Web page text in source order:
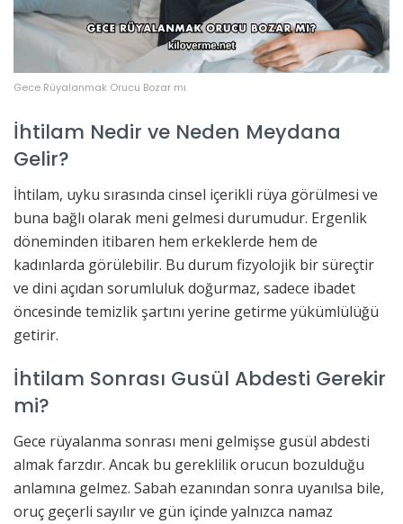
Gece Rüyalanmak Orucu Bozar mı
İhtilam Nedir ve Neden Meydana
Gelir?
İhtilam, uyku sırasında cinsel içerikli rüya görülmesi ve
buna bağlı olarak meni gelmesi durumudur. Ergenlik
döneminden itibaren hem erkeklerde hem de
kadınlarda görülebilir. Bu durum fizyolojik bir süreçtir
ve dini açıdan sorumluluk doğurmaz, sadece ibadet
öncesinde temizlik şartını yerine getirme yükümlülüğü
getirir.
İhtilam Sonrası Gusül Abdesti Gerekir
mi?
Gece rüyalanma sonrası meni gelmişse gusül abdesti
almak farzdır. Ancak bu gereklilik orucun bozulduğu
anlamına gelmez. Sabah ezanından sonra uyanılsa bile,
oruç geçerli sayılır ve gün içinde yalnızca namaz